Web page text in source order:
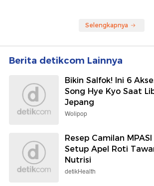
Selengkapnya
Berita detikcom Lainnya
Bikin Salfok! Ini 6
Song Hye Kyo Saat
Jepang
Wolipop
Resep Camilan
Setup Apel Roti
Nutrisi
detikHealth